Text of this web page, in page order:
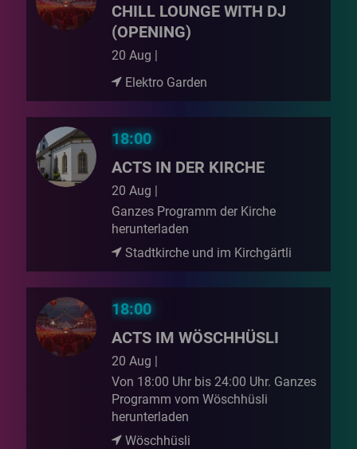
CHILL LOUNGE WITH DJ
(OPENING)
20 Aug |
Elektro Garden
18:00
ACTS IN DER KIRCHE
20 Aug |
Ganzes Programm der Kirche
herunterladen
Stadtkirche und im Kirchgärtli
18:00
ACTS IM WÖSCHHÜSLI
20 Aug |
Von 18:00 Uhr bis 24:00 Uhr. Ganzes
Programm vom Wöschhüsli
herunterladen
Wöschhüsli